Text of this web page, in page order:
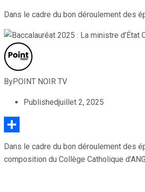
Dans le cadre du bon déroulement des
ByPOINT NOIR TV
Publishedjuillet 2, 2025
Dans le cadre du bon déroulement des
composition du Collège Catholique